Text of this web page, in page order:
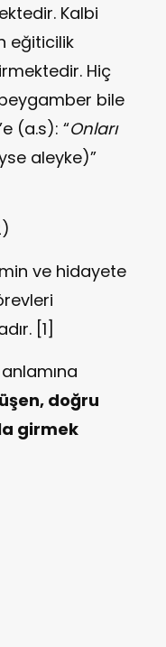
Kalbi
eğiticilik
Hiç
bile
(a.s): “Onları
aleyke)”
ve hidayete
[1]
anlamına
doğru
girmek